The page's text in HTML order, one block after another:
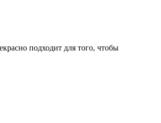
подходит для того, чтобы